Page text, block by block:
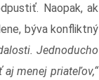
Naopak, ak
býva konfliktný
Jednoducho
menej priateľov,“